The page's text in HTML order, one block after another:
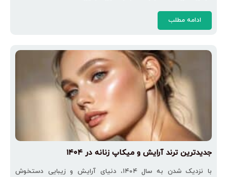
ادامه مطلب
جدیدترین ترند آرایش و میکاپ زنانه در ۱۴۰۴
با نزدیک شدن به سال ۱۴۰۴، دنیای آرایش و زیبایی دستخوش